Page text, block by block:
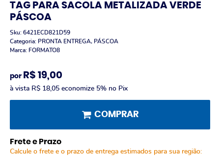
TAG PARA SACOLA METALIZADA VERDE
PÁSCOA
Sku: 6421ECD821D59
Categoria: PRONTA ENTREGA, PÁSCOA
Marca: FORMATO8
por R$ 19,00
à vista R$ 18,05 economize 5% no Pix
COMPRAR
Frete e Prazo
Calcule o frete e o prazo de entrega estimados para sua região: